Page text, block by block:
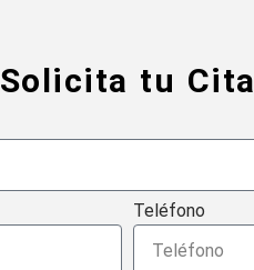
Solicita tu Cita
Teléfono